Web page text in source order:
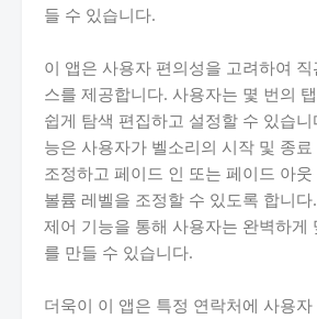
들 수 있습니다.
이 앱은 사용자 편의성을 고려하여
스를 제공합니다. 사용자는 몇 번의
쉽게 탐색 편집하고 설정할 수 있습
능은 사용자가 벨소리의 시작 및 종
조정하고 페이드 인 또는 페이드 아
볼륨 레벨을 조정할 수 있도록 합니
제어 기능을 통해 사용자는 완벽하게
를 만들 수 있습니다.
더욱이 이 앱은 특정 연락처에 사용